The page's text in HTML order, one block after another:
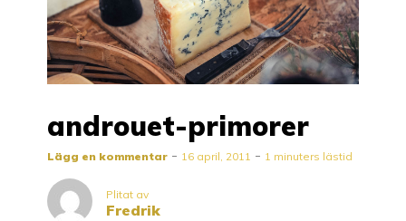
androuet-primorer
Lägg en kommentar 16 april, 2011 1 minuters lästid
Plitat av
Fredrik